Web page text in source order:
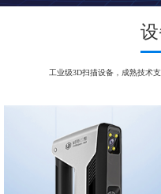
工业级3D扫描设备，成熟技术